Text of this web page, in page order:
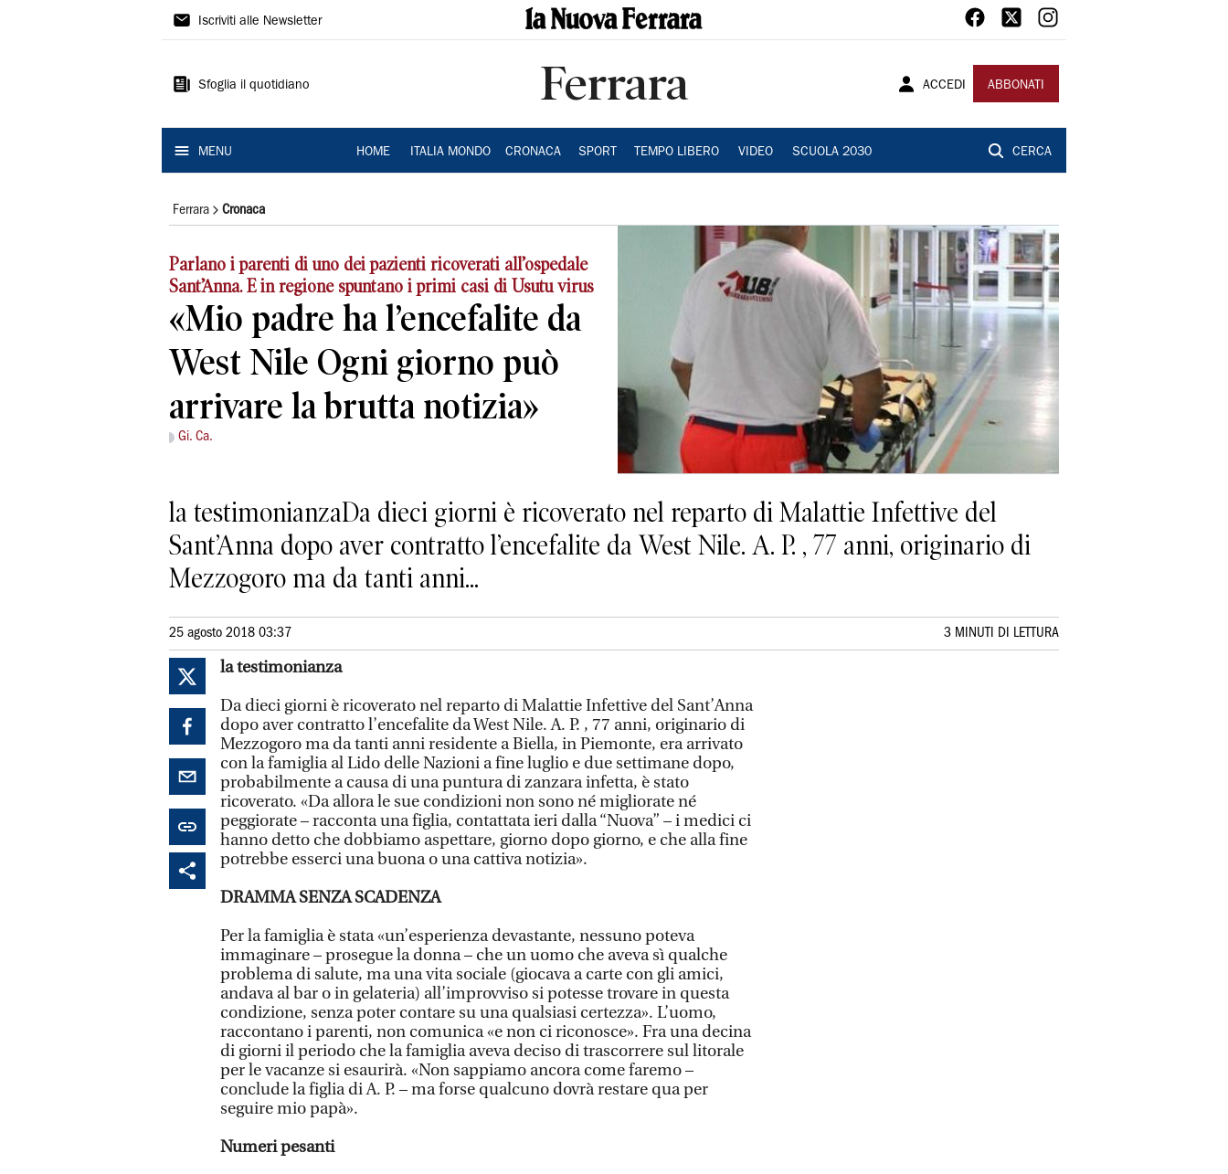
La
Ferrara
Iscriviti alle Newsletter
Sfoglia il quotidiano Ferrara ACCEDI ABBONATI
MENU HOME ITALIA MONDO CRONACA SPORT TEMPO LIBERO VIDEO SCUOLA 2030 CERCA
Ferrara Cronaca
Parlano i parenti di uno dei pazienti ricoverati all’ospedale
Sant’Anna. E in regione spuntano i primi casi di Usutu virus
«Mio padre ha l’encefalite da
West Nile Ogni giorno può
arrivare la brutta notizia»
Gi. Ca.
la testimonianzaDa dieci giorni è ricoverato nel reparto di Malattie Infettive del
Sant’Anna dopo aver contratto l’encefalite da West Nile. A. P. , 77 anni, originario di
Mezzogoro ma da tanti anni...
25 agosto 2018 03:37 3 MINUTI DI LETTURA
la testimonianza
Da dieci giorni è ricoverato nel reparto di Malattie Infettive del Sant’Anna
dopo aver contratto l’encefalite da West Nile. A. P. , 77 anni, originario di
Mezzogoro ma da tanti anni residente a Biella, in Piemonte, era arrivato
con la famiglia al Lido delle Nazioni a fine luglio e due settimane dopo,
probabilmente a causa di una puntura di zanzara infetta, è stato
ricoverato. «Da allora le sue condizioni non sono né migliorate né
peggiorate – racconta una figlia, contattata ieri dalla “Nuova” – i medici ci
hanno detto che dobbiamo aspettare, giorno dopo giorno, e che alla fine
potrebbe esserci una buona o una cattiva notizia».
DRAMMA SENZA SCADENZA
Per la famiglia è stata «un’esperienza devastante, nessuno poteva
immaginare – prosegue la donna – che un uomo che aveva sì qualche
problema di salute, ma una vita sociale (giocava a carte con gli amici,
andava al bar o in gelateria) all’improvviso si potesse trovare in questa
condizione, senza poter contare su una qualsiasi certezza». L’uomo,
raccontano i parenti, non comunica «e non ci riconosce». Fra una decina
di giorni il periodo che la famiglia aveva deciso di trascorrere sul litorale
per le vacanze si esaurirà. «Non sappiamo ancora come faremo –
conclude la figlia di A. P. – ma forse qualcuno dovrà restare qua per
seguire mio papà».
Numeri pesanti